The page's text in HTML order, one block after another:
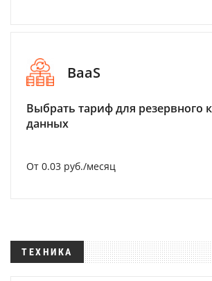
BaaS
Выбрать тариф для резервного
данных
От 0.03 руб./месяц
ТЕХНИКА